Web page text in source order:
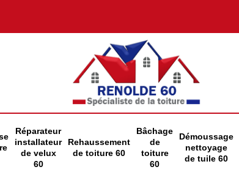
Réparateur
installateur
de velux
60
Rehaussement
de toiture 60
Bâchage
de
toiture
60
Démoussage
nettoyage
de tuile 60